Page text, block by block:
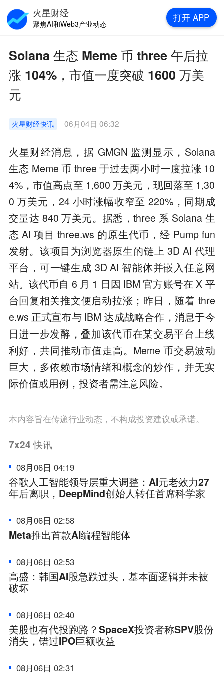
Solana 生态 Meme 币 three 午后拉
涨 104%，市值一度突破 1600 万美
元
火星财经快讯 06月04日 06:32
火星财经消息，据 GMGN 监测显示，Solana
生态 Meme 币 three 于过去两小时一度拉涨 10
4%，市值高点至 1,600 万美元，现回落至 1,30
0 万美元，24 小时涨幅收窄至 220%，同期成
交量达 840 万美元。据悉，three 系 Solana 生
态 AI 项目 three.ws 的原生代币，经 Pump fun
发射。该项目为浏览器原生的链上 3D AI 代理
平台，可一键生成 3D AI 智能体并嵌入任意网
站。该代币自 6 月 1 日因 IBM 官方账号在 X 平
台回复相关推文便启动拉涨；昨日，随着 thre
e.ws 正式宣布与 IBM 达成战略合作，消息于今
日进一步发酵，叠加该代币在某交易平台上线
利好，共同推动市值走高。Meme 币交易波动
巨大，多依赖市场情绪和概念的炒作，并无实
际价值或用例，投资者需注意风险。
本内容旨在传递行业动态，不构成投资建议或承诺。
7x24快讯
08月06日 04:19
谷歌人工智能领导层重大调整：AI元老效力27
年后离职，DeepMind创始人转任首席科学家
08月06日 02:58
Meta推出首款AI编程智能体
08月06日 02:53
高盛：韩国AI股急跌过头，基本面逻辑并未被
破坏
08月06日 02:40
美股也有代投跑路？SpaceX投资者称SPV股份
消失，错过IPO巨额收益
08月06日 02:31
火星财经
聚焦AI和Web3产业动态
打开 APP